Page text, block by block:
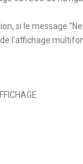
si le message
l'affichage